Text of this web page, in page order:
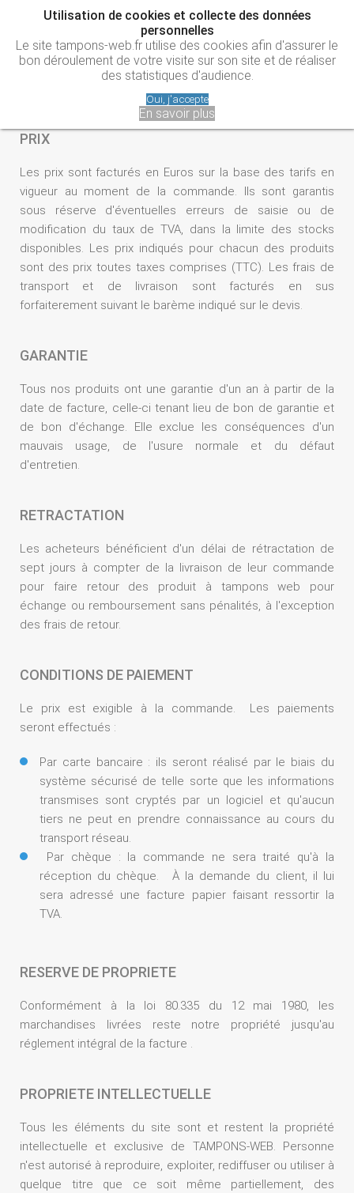
Utilisation de cookies et collecte des données
personnelles
Le site tampons-web.fr utilise des cookies afin d'assurer le
bon déroulement de votre visite sur son site et de réaliser
des statistiques d'audience.
Oui, j'accepte
En savoir plus
Conditions Générales de vente
PRIX
Les prix sont facturés en Euros sur la base des tarifs en
vigueur au moment de la commande. Ils sont garantis
sous réserve d'éventuelles erreurs de saisie ou de
modification du taux de TVA, dans la limite des stocks
disponibles. Les prix indiqués pour chacun des produits
sont des prix toutes taxes comprises (TTC). Les frais de
transport et de livraison sont facturés en sus
forfaiterement suivant le barème indiqué sur le devis.
GARANTIE
Tous nos produits ont une garantie d'un an à partir de la
date de facture, celle-ci tenant lieu de bon de garantie et
de bon d'échange. Elle exclue les conséquences d'un
mauvais usage, de l'usure normale et du défaut
d'entretien.
RETRACTATION
Les acheteurs bénéficient d'un délai de rétractation de
sept jours à compter de la livraison de leur commande
pour faire retour des produit à tampons web pour
échange ou remboursement sans pénalités, à l'exception
des frais de retour.
CONDITIONS DE PAIEMENT
Le prix est exigible à la commande. Les paiements
seront effectués :
Par carte bancaire : ils seront réalisé par le biais du
système sécurisé de telle sorte que les informations
transmises sont cryptés par un logiciel et qu'aucun
tiers ne peut en prendre connaissance au cours du
transport réseau.
Par chèque : la commande ne sera traité qu'à la
réception du chèque. À la demande du client, il lui
sera adressé une facture papier faisant ressortir la
TVA.
RESERVE DE PROPRIETE
Conformément à la loi 80.335 du 12 mai 1980, les
marchandises livrées reste notre propriété jusqu'au
réglement intégral de la facture .
PROPRIETE INTELLECTUELLE
Tous les éléments du site sont et restent la propriété
intellectuelle et exclusive de TAMPONS-WEB. Personne
n'est autorisé à reproduire, exploiter, rediffuser ou utiliser à
quelque titre que ce soit même partiellement, des